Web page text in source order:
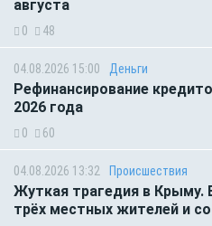
августа
0 48
04.08.2026 15:00 Деньги
Рефинансирование
2026 года
0 60
04.08.2026 13:32 Происшествия
Жуткая трагедия в Крыму.
трёх местных жителей и